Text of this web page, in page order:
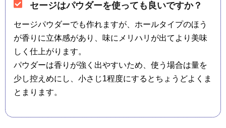
セージはパウダーを使っても良いですか？
セージパウダーでも作れますが、ホールタイプのほう
が香りに立体感があり、味にメリハリが出てより美味
しく仕上がります。
パウダーは香りが強く出やすいため、使う場合は量を
少し控えめにし、小さじ1程度にするとちょうどよくま
とまります。